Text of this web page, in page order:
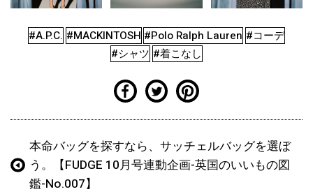
#A.P.C. #MACKINTOSH #Polo Ralph Lauren #コーデ
#シャツ #着こなし
本命バッグを探すなら、サッチェルバッグを選ぼ
う。【FUDGE 10月号連動企画-英国のいいもの図
鑑-No.007】